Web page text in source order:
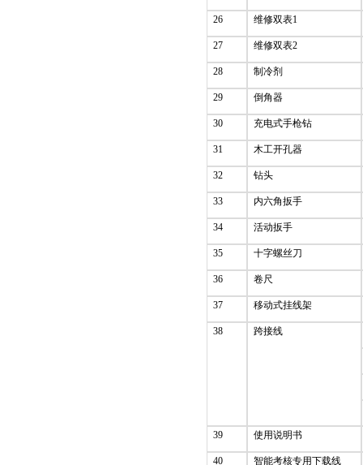
26 维修双表1
27 维修双表2
28 制冷剂
29 倒角器
30 充电式手枪钻
31 木工开孔器
32 钻头
33 内六角扳手
34 活动扳手
35 十字螺丝刀
36 卷尺
37 移动式挂线架
38 跨接线
39 使用说明书
40 智能考核专用下载线